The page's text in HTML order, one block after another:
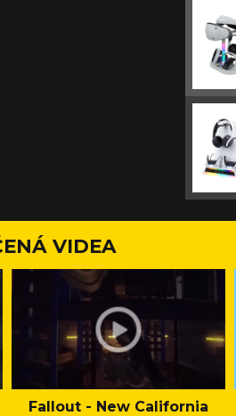
VIDEA
Fallout - New California